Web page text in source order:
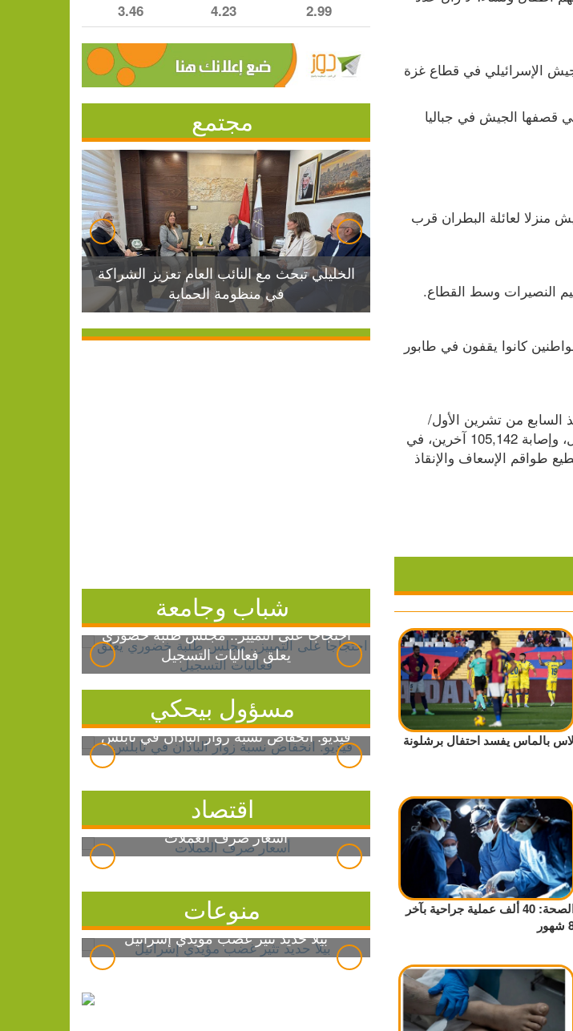
لاس بالماس يفسد احتفال برشلونة
الصحة: 40 ألف عملية جراحية بآخر
2.99
4.23
3.46
مجتمع
الخليلي تبحث مع النائب العام تعزيز الشراكة
في منظومة الحماية
شباب وجامعة
احتجاجاً على التمييز.. مجلس طلبة خضوري
يعلق فعاليات التسجيل
مسؤول بيحكي
فيديو: انخفاض نسبة زوار الباذان في نابلس
اقتصاد
أسعار صرف العملات
منوعات
بيلا حديد تثير غضب مؤيدي إسرائيل